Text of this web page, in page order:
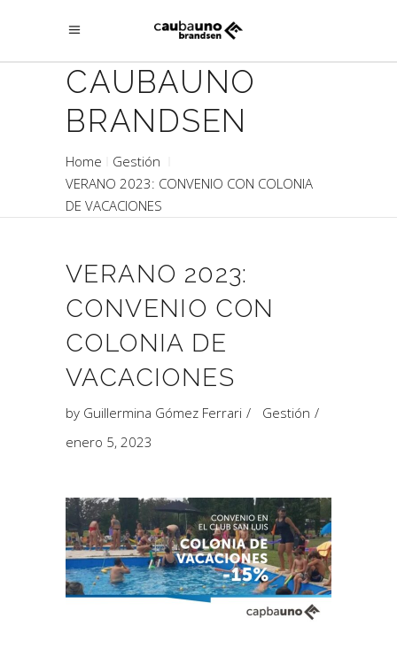
CAUBAUNO
BRANDSEN
Home
Gestión
VERANO 2023: CONVENIO CON COLONIA
DE VACACIONES
VERANO 2023:
CONVENIO CON
COLONIA DE
VACACIONES
by Guillermina Gómez Ferrari
Gestión
enero 5, 2023